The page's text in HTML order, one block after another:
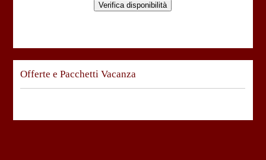
Verifica disponibilità
Offerte e Pacchetti Vacanza